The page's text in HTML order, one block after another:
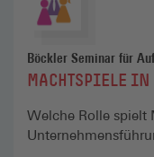
Böckler Seminar für
MACHTSPIELE
Welche Rolle spielt